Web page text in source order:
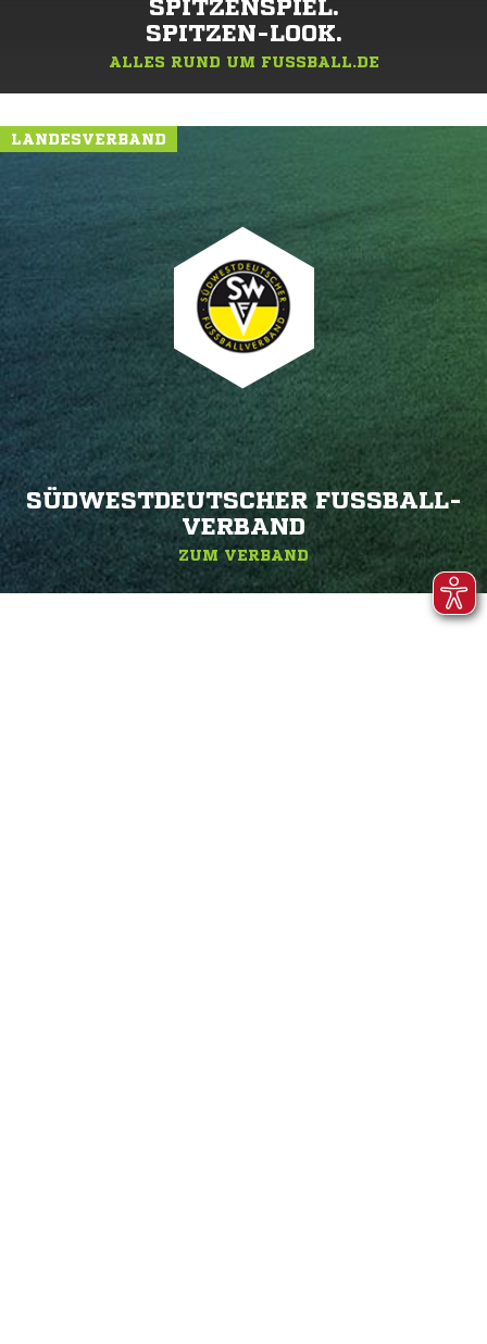
SPITZENSPIEL.
SPITZEN-LOOK.
ALLES RUND UM FUSSBALL.DE
LANDESVERBAND
SÜDWESTDEUTSCHER FUSSBALL-V
ERBAND
ZUM VERBAND